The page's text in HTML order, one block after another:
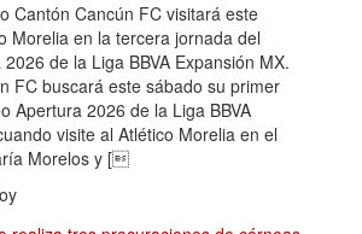
Cantón Cancún FC visitará este
Morelia en la tercera jornada del
de la Liga BBVA Expansión MX.
FC buscará este sábado su primer
Apertura 2026 de la Liga BBVA
visite al Atlético Morelia en el
Morelos y [